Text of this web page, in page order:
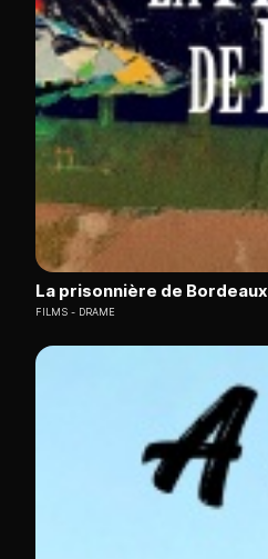
La prisonnière de Bordeaux
FILMS DRAME